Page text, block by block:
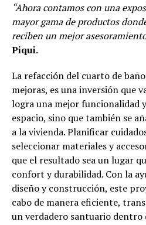
“Ahora contamos con una
mayor gama de productos
reciben un mejor
Piqui.
La refacción del cuarto de
mejoras, es una inversión que
logra una mejor funcionalidad
espacio, sino que también se
a la vivienda. Planificar
seleccionar materiales y
que el resultado sea un lugar
confort y durabilidad. Con la
diseño y construcción, este
cabo de manera eficiente,
un verdadero santuario dentro